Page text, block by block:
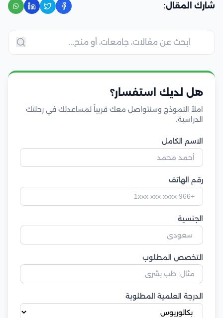
شارك المقال:
هل لديك استفسار؟
املأ النموذج وسنتواصل معك قريباً لمساعدتك في رحلتك
الدراسية.
الاسم الكامل
رقم الهاتف
الجنسية
التخصص المطلوب
الدرجة العلمية المطلوبة